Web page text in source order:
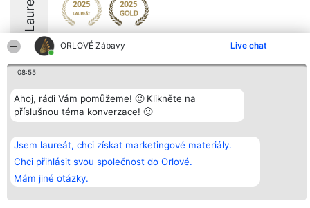
ORLOVÉ Zábavy Live chat
08:55
Ahoj, rádi Vám pomůžeme! 🙂 Klikněte na
příslušnou téma konverzace! 🙂
Jsem laureát, chci získat marketingové materiály.
Chci přihlásit svou společnost do Orlové.
Mám jiné otázky.
9.3
Organizátor hlasování
Bright Side Solutions sp. z o.
o. sp. k.
Wrocław 50-079
KRS 0000749100 | Regon
381313360 | NIP 8943132676
Plebiscyt
Vítězové
Seznam všech
Zásady
Pravidla
Zásady
ochrany